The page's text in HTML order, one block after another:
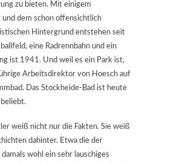
zu bieten. Mit einigem
dem schon offensichtlich
Hintergrund entstehen seit
eine Radrennbahn und ein
ist 1941. Und weil es ein Park ist,
Arbeitsdirektor von Hoesch auf
Das Stockheide-Bad ist heute
weiß nicht nur die Fakten. Sie weiß
dahinter. Etwa die der
damals wohl ein sehr lauschiges